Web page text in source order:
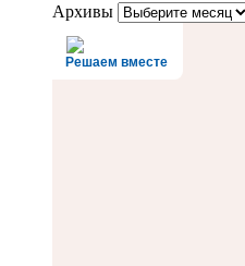
Архивы
Решаем вместе